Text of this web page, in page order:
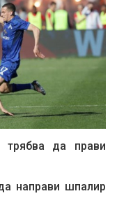
да прави
направи шпалир